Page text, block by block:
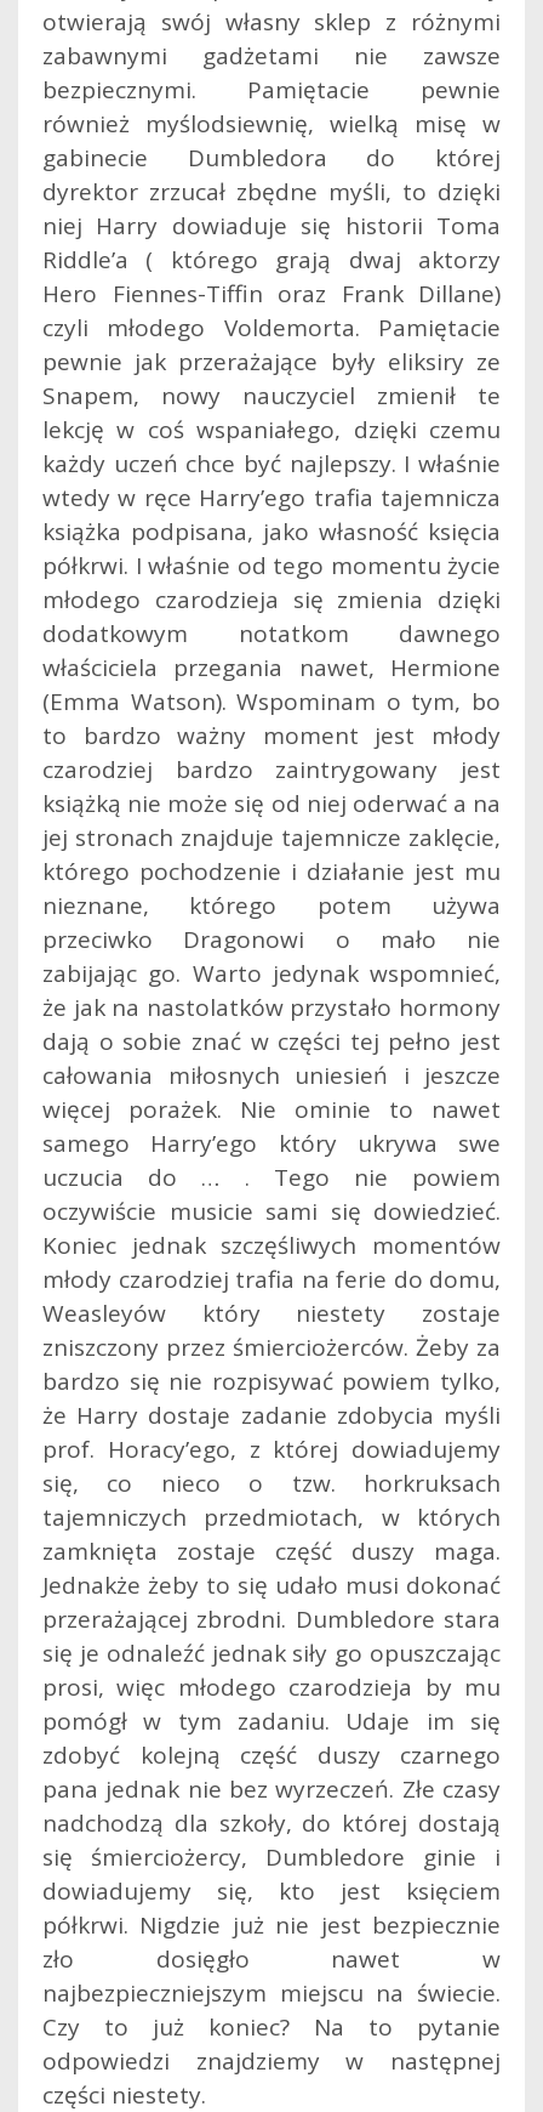
otwierają swój własny sklep z różnymi
zabawnymi gadżetami nie zawsze
bezpiecznymi. Pamiętacie pewnie
również myślodsiewnię, wielką misę w
gabinecie Dumbledora do której
dyrektor zrzucał zbędne myśli, to dzięki
niej Harry dowiaduje się historii Toma
Riddle’a ( którego grają dwaj aktorzy
Hero Fiennes-Tiffin oraz Frank Dillane)
czyli młodego Voldemorta. Pamiętacie
pewnie jak przerażające były eliksiry ze
Snapem, nowy nauczyciel zmienił te
lekcję w coś wspaniałego, dzięki czemu
każdy uczeń chce być najlepszy. I właśnie
wtedy w ręce Harry’ego trafia tajemnicza
książka podpisana, jako własność księcia
półkrwi. I właśnie od tego momentu życie
młodego czarodzieja się zmienia dzięki
dodatkowym notatkom dawnego
właściciela przegania nawet, Hermione
(Emma Watson). Wspominam o tym, bo
to bardzo ważny moment jest młody
czarodziej bardzo zaintrygowany jest
książką nie może się od niej oderwać a na
jej stronach znajduje tajemnicze zaklęcie,
którego pochodzenie i działanie jest mu
nieznane, którego potem używa
przeciwko Dragonowi o mało nie
zabijając go. Warto jedynak wspomnieć,
że jak na nastolatków przystało hormony
dają o sobie znać w części tej pełno jest
całowania miłosnych uniesień i jeszcze
więcej porażek. Nie ominie to nawet
samego Harry’ego który ukrywa swe
uczucia do … . Tego nie powiem
oczywiście musicie sami się dowiedzieć.
Koniec jednak szczęśliwych momentów
młody czarodziej trafia na ferie do domu,
Weasleyów który niestety zostaje
zniszczony przez śmierciożerców. Żeby za
bardzo się nie rozpisywać powiem tylko,
że Harry dostaje zadanie zdobycia myśli
prof. Horacy’ego, z której dowiadujemy
się, co nieco o tzw. horkruksach
tajemniczych przedmiotach, w których
zamknięta zostaje część duszy maga.
Jednakże żeby to się udało musi dokonać
przerażającej zbrodni. Dumbledore stara
się je odnaleźć jednak siły go opuszczając
prosi, więc młodego czarodzieja by mu
pomógł w tym zadaniu. Udaje im się
zdobyć kolejną część duszy czarnego
pana jednak nie bez wyrzeczeń. Złe czasy
nadchodzą dla szkoły, do której dostają
się śmierciożercy, Dumbledore ginie i
dowiadujemy się, kto jest księciem
półkrwi. Nigdzie już nie jest bezpiecznie
zło dosięgło nawet w
najbezpieczniejszym miejscu na świecie.
Czy to już koniec? Na to pytanie
odpowiedzi znajdziemy w następnej
części niestety.